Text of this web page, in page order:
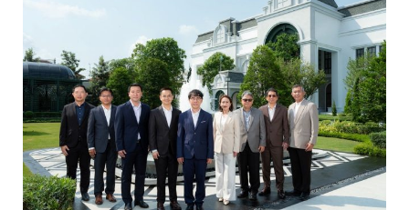
พร้อม
เครือ
ข่าย
พันธมิตร
สาน
ต่อ
เสา
หลัก CODE